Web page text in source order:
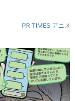
PR TIMES アニメ